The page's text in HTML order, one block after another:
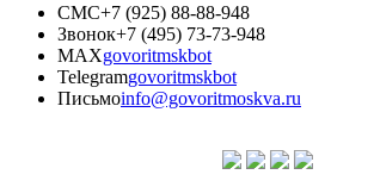
СМС+7 (925) 88-88-948
Звонок+7 (495) 73-73-948
MAXgovoritmskbot
Telegramgovoritmskbot
Письмоinfo@govoritmoskva.ru